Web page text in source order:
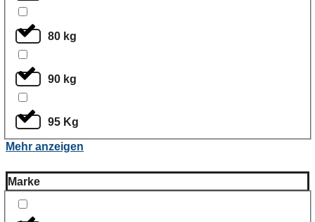
80 kg
90 kg
95 Kg
Mehr anzeigen
Marke